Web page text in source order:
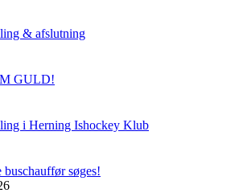
& afslutning
GULD!
i Herning Ishockey Klub
buschauffør søges!